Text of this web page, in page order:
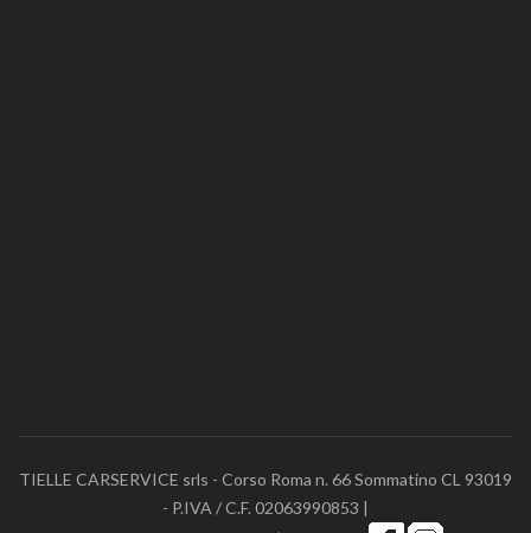
TIELLE CARSERVICE srls - Corso Roma n. 66 Sommatino CL 93019
- P.IVA / C.F. 02063990853 |